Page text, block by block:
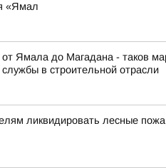
«Ямал
Ямала до Магадана - таков
в строительной отрасли
ликвидировать лесные